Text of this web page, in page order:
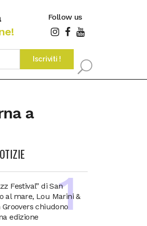
Follow us
a
Festival” di San
al mare, Lou Marini &
chiudono
edizione